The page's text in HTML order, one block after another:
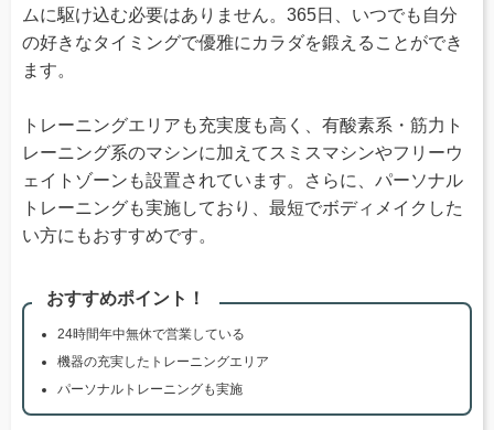
ムに駆け込む必要はありません。365日、いつでも自分
の好きなタイミングで優雅にカラダを鍛えることができ
ます。
トレーニングエリアも充実度も高く、有酸素系・筋力ト
レーニング系のマシンに加えてスミスマシンやフリーウ
ェイトゾーンも設置されています。さらに、パーソナル
トレーニングも実施しており、最短でボディメイクした
い方にもおすすめです。
おすすめポイント！
24時間年中無休で営業している
機器の充実したトレーニングエリア
パーソナルトレーニングも実施